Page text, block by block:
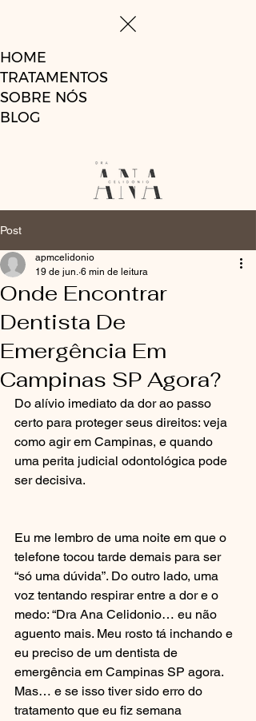
HOME
TRATAMENTOS
SOBRE NÓS
BLOG
Post
Onde Encontrar
Dentista De
Emergência Em
Campinas SP Agora?
apmcelidonio
19 de jun. 6 min de leitura
Do alívio imediato da dor ao passo
certo para proteger seus direitos: veja
como agir em Campinas, e quando
uma perita judicial odontológica pode
ser decisiva.
Eu me lembro de uma noite em que o
telefone tocou tarde demais para ser
“só uma dúvida”. Do outro lado, uma
voz tentando respirar entre a dor e o
medo: “Dra Ana Celidonio… eu não
aguento mais. Meu rosto tá inchando e
eu preciso de um dentista de
emergência em Campinas SP agora.
Mas… e se isso tiver sido erro do
tratamento que eu fiz semana